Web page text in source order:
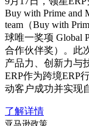
Buy with Prime and
team（Buy with
球唯一奖项 Global
合作伙伴奖）。此
产品力、创新力与
ERP作为跨境ERP
动客户成功并实现
了解详情
亚马逊政策